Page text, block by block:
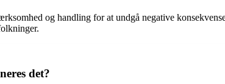
og handling for at undgå negative
det?